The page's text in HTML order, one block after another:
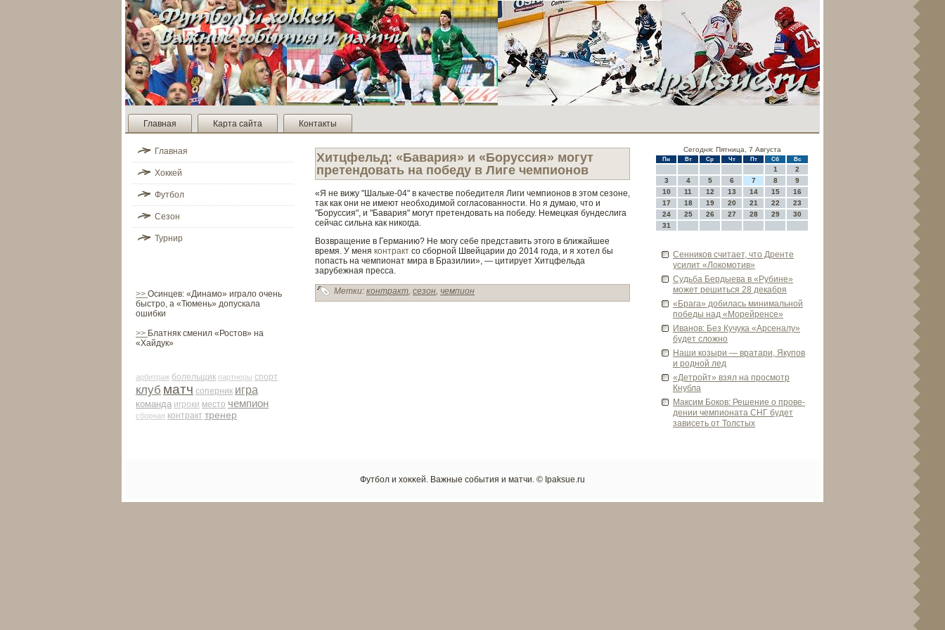
Главная Карта сайта Контакты
Главная
Хоккей
Футбол
Сезон
Турнир
>> Осинцев: «Динамо» играло очень
быстро, а «Тюмень» допускала
ошибки
>> Блатняк сменил «Ростов» на
«Хайдук»
арби­траж болельщик партнеры спорт
клуб матч соперник игра
команда игроки место чемпион
сборная контракт тренер
Хитцфельд: «Бавария» и «Боруссия» могут
претендовать на победу в Лиге чемпионов
«Я не вижу "Шальке-04" в качестве­ победителя Лиги чемпионов в этом сезоне,
так как они не имеют необходимой согласованности. Но я думаю, что и
"Боруссия", и "Бавария" могут претендовать на победу. Немецкая бунде­слига
сейчас сильна как никогда.
Возвращение в Германию? Не могу себе представить этого в ближайшее
время. У меня контракт со сборной Шве­йцарии до 2014 года, и я хотел бы
попасть на чемпионат мира в Бразилии», — цитирует Хитцфельда
зарубежная пресса.
Метки: контракт, сезон, чемпион
Сегодня: Пятница, 7 Августа
Пн Вт Ср Чт Пт Сб Вс
1
2
3
4 5 6 7 8
9
10
11 12 13 14 15
16
17
18 19 20 21 22
23
24
25 26 27 28 29
30
31
Сенников считает, что Дренте
усилит «Локомотив»
Судьба Бердыева в «Руби­не»
может решиться 28 де­кабря
«Брага» доби­лась минимальной
победы над «Морейренсе»
Иванов: Без Кучука «Арсеналу»
буде­т сложно
Наши козыри — вратари, Якупов
и родной лед
«Детройт» взял на просмотр
Кнубла
Максим Боков: Решение о прове­
де­нии чемпионата СНГ буде­т
зависеть от Толстых
Футбол и хоκκей. Важные сοбытия и матчи. © Ipaksue.ru